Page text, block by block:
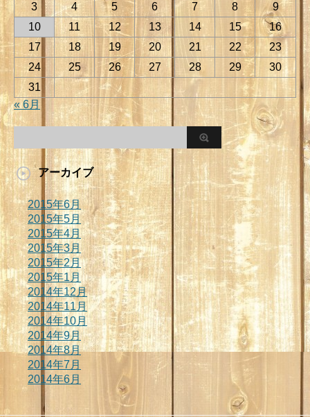
3
4 5 6 7 8
9
10
11 12 13 14 15
16
17
18 19 20 21 22
23
24
25 26 27 28 29
30
31
« 6月
アーカイブ
2015年6月
2015年5月
2015年4月
2015年3月
2015年2月
2015年1月
2014年12月
2014年11月
2014年10月
2014年9月
2014年8月
2014年7月
2014年6月